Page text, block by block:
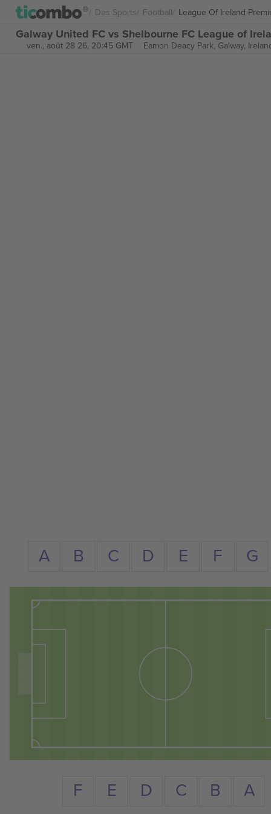
Des Sports Football League Of Ireland
Galway United FC vs Shelbourne FC League of
ven., août 28 26, 20:45 GMT Eamon Deacy Park, Galway,
A B C D E F G
F E D C B A